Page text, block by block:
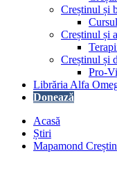
Creștinul și
Creștinul și
Creștinul și
Pro-
Librăria Alfa
Donează
Acasă
Știri
Mapamond Creștin